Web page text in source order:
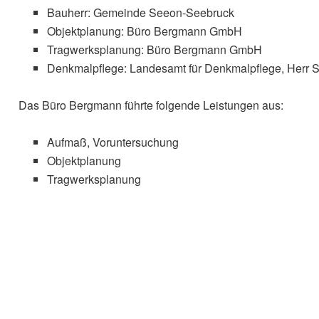
Bauherr: Gemeinde Seeon-Seebruck
Objektplanung: Büro Bergmann GmbH
Tragwerksplanung: Büro Bergmann GmbH
Denkmalpflege: Landesamt für Denkmalpflege, Herr
Das Büro Bergmann führte folgende Leistungen aus:
Aufmaß, Voruntersuchung
Objektplanung
Tragwerksplanung